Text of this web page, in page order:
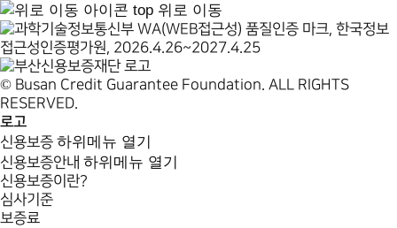
top 위로 이동
© Busan Credit Guarantee Foundation. ALL RIGHTS
RESERVED.
로고
신용보증 하위메뉴 열기
신용보증안내 하위메뉴 열기
신용보증이란?
심사기준
보증료